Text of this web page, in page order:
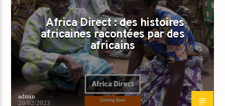
Africa Direct : des histoires
africaines racontées par des
africains
admin
20/02/2023